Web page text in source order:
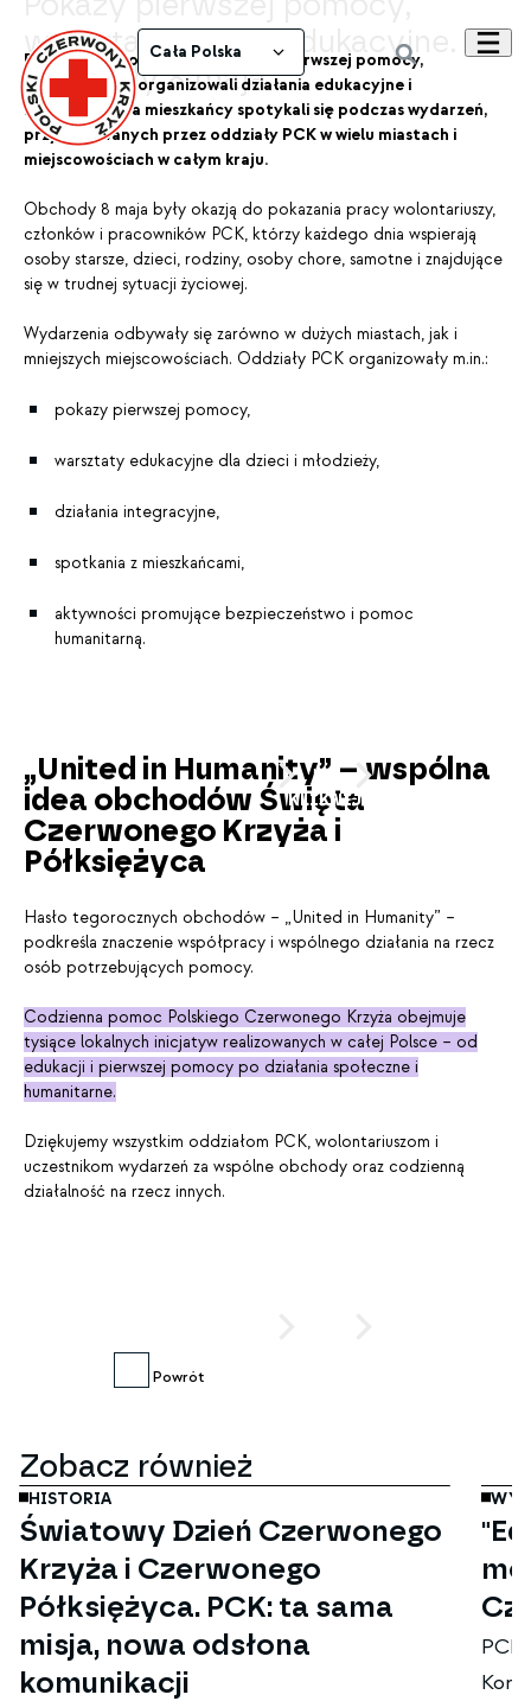
Cała Polska
warsztaty i akcje edukacyjne.
Obchody 8 maja
Ratownicy prowadzili szkolenia z pierwszej pomocy,
wolontariusze organizowali działania edukacyjne i
integracyjne, a mieszkańcy spotykali się podczas wydarzeń,
przygotowanych przez oddziały PCK w wielu miastach i
miejscowościach w całym kraju.
Obchody 8 maja były okazją do pokazania pracy wolontariuszy,
członków i pracowników PCK, którzy każdego dnia wspierają
osoby starsze, dzieci, rodziny, osoby chore, samotne i znajdujące
się w trudnej sytuacji życiowej.
Wydarzenia odbywały się zarówno w dużych miastach, jak i
mniejszych miejscowościach. Oddziały PCK organizowały m.in.:
pokazy pierwszej pomocy,
warsztaty edukacyjne dla dzieci i młodzieży,
działania integracyjne,
spotkania z mieszkańcami,
aktywności promujące bezpieczeństwo i pomoc
humanitarną.
lub
KLIKNIJ
„United in Humanity” – wspólna
idea obchodów Święta
Czerwonego Krzyża i
Półksiężyca
Hasło tegorocznych obchodów – „United in Humanity” –
podkreśla znaczenie współpracy i wspólnego działania na rzecz
osób potrzebujących pomocy.
Codzienna pomoc Polskiego Czerwonego Krzyża obejmuje
tysiące lokalnych inicjatyw realizowanych w całej Polsce – od
edukacji i pierwszej pomocy po działania społeczne i
humanitarne.
Dziękujemy wszystkim oddziałom PCK, wolontariuszom i
uczestnikom wydarzeń za wspólne obchody oraz codzienną
działalność na rzecz innych.
Powrót
Zobacz również
HISTORIA
Światowy Dzień Czerwonego
Krzyża i Czerwonego
Półksiężyca. PCK: ta sama
misja, nowa odsłona
komunikacji
PCK